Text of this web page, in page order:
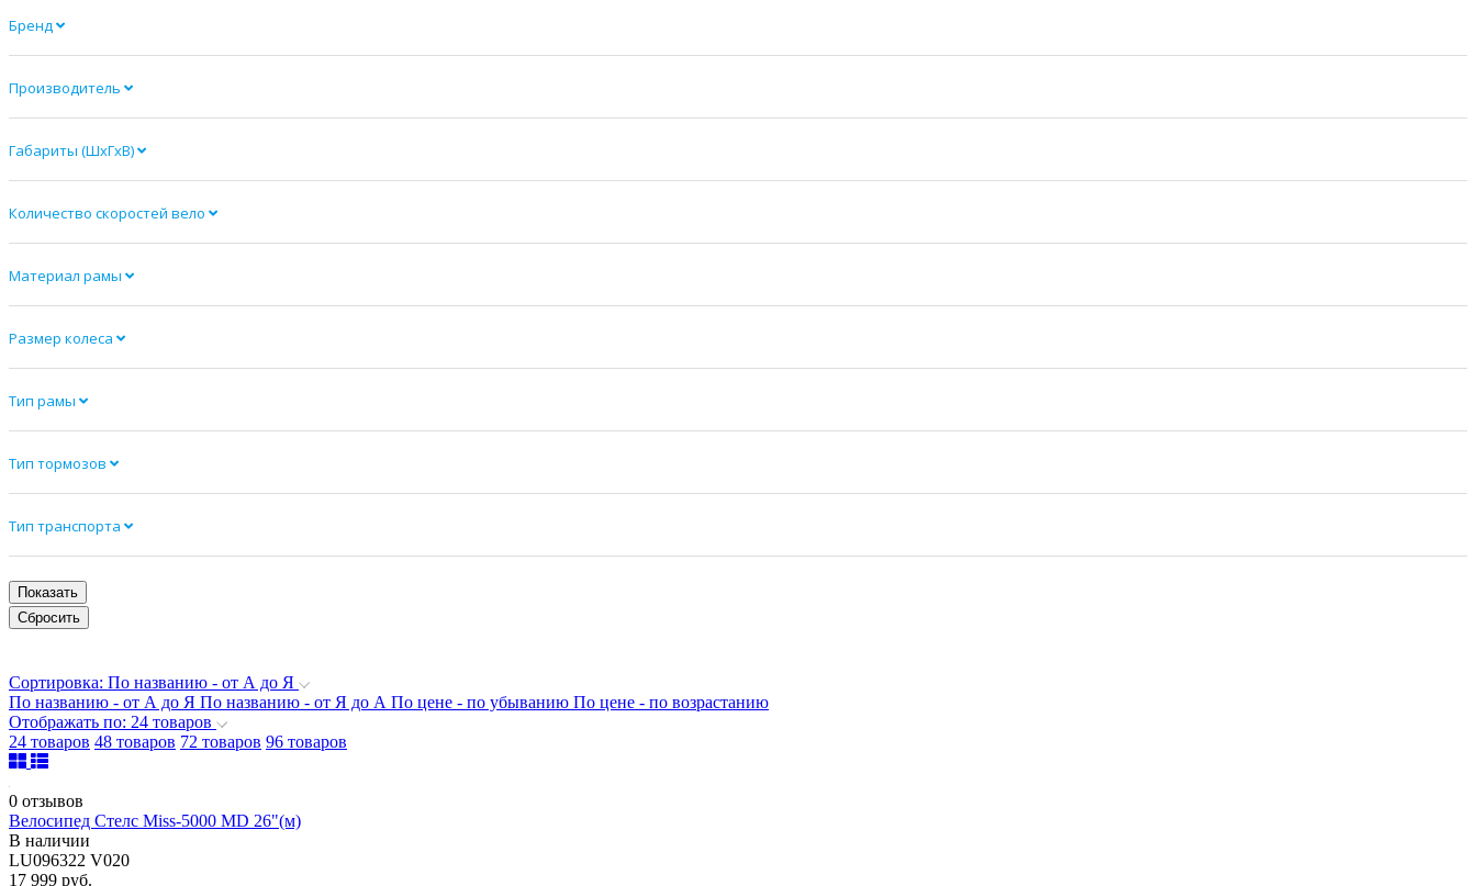
Бренд
Производитель
Габариты (ШхГхВ)
Количество скоростей вело
Материал рамы
Размер колеса
Тип рамы
Тип тормозов
Тип транспорта
Сортировка: По названию - от А до Я
По названию - от А до Я По названию - от Я до А По цене - по убыванию По цене - по возрастанию
Отображать по: 24 товаров
24 товаров 48 товаров 72 товаров 96 товаров
0 отзывов
Велосипед Стелс Miss-5000 MD 26"(м)
В наличии
LU096322 V020
17 999 руб.